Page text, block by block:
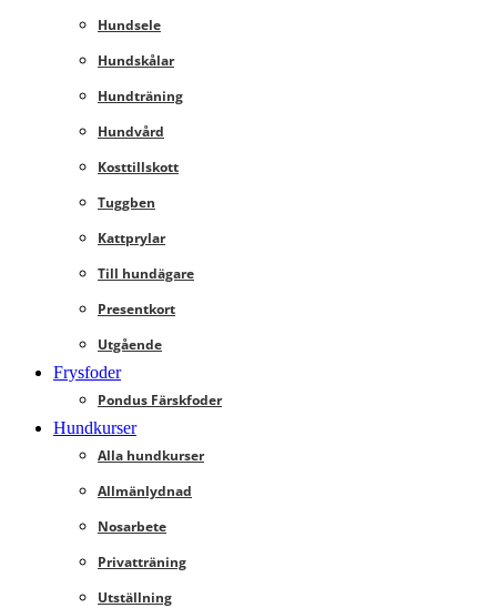
Hundsele
Hundskålar
Hundträning
Hundvård
Kosttillskott
Tuggben
Kattprylar
Till hundägare
Presentkort
Utgående
Frysfoder
Pondus Färskfoder
Hundkurser
Alla hundkurser
Allmänlydnad
Nosarbete
Privatträning
Utställning